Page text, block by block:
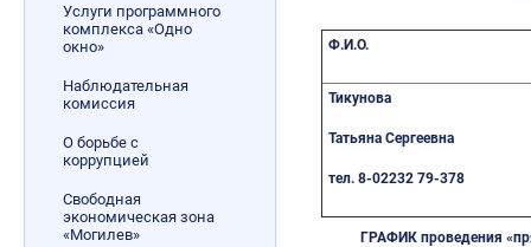
Услуги программного
комплекса «Одно
окно»
Наблюдательная
комиссия
О борьбе с
коррупцией
Свободная
экономическая зона
«Могилев»
Ф.И.О.
Тикунова
Татьяна Сергеевна
тел. 8-02232 79-378
ГРАФИК проведения